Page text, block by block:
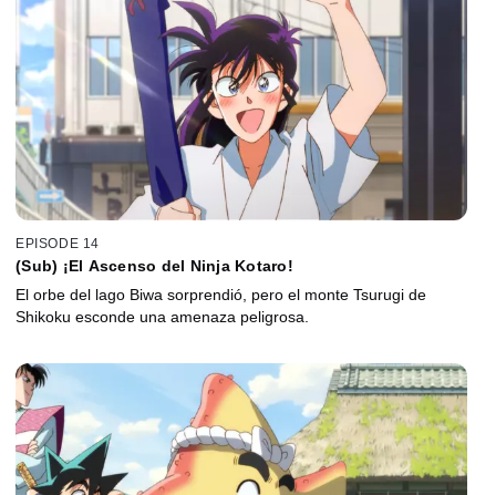
EPISODE 14
(Sub) ¡El Ascenso del Ninja Kotaro!
El orbe del lago Biwa sorprendió, pero el monte Tsurugi de
Shikoku esconde una amenaza peligrosa.